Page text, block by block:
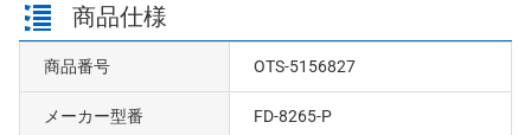
商品仕様
商品番号 OTS-5156827
メーカー型番 FD-8265-P